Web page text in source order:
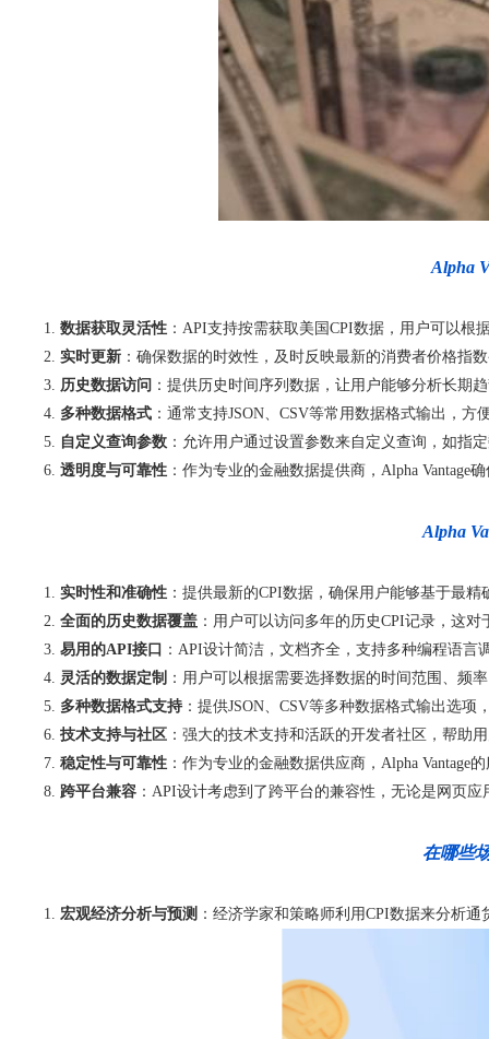
Alpha
数据获取灵活性 ：API支持按需获取美国CPI数据，用户可以
实时更新 ：确保数据的时效性，及时反映最新的消费者价格指
历史数据访问 ：提供历史时间序列数据，让用户能够分析长期
多种数据格式 ：通常支持JSON、CSV等常用数据格式输出，
自定义查询参数 ：允许用户通过设置参数来自定义查询，如指
透明度与可靠性 ：作为专业的金融数据提供商，Alpha
Alpha
实时性和准确性 ：提供最新的CPI数据，确保用户能够基于最
全面的历史数据覆盖 ：用户可以访问多年的历史CPI记录，这
易用的API接口 ：API设计简洁，文档齐全，支持多种编程语
灵活的数据定制 ：用户可以根据需要选择数据的时间范围、频
多种数据格式支持 ：提供JSON、CSV等多种数据格式输出选
技术支持与社区 ：强大的技术支持和活跃的开发者社区，帮助
稳定性与可靠性 ：作为专业的金融数据供应商，Alpha
跨平台兼容 ：API设计考虑到了跨平台的兼容性，无论是网页
在哪些
宏观经济分析与预测 ：经济学家和策略师利用CPI数据来分析